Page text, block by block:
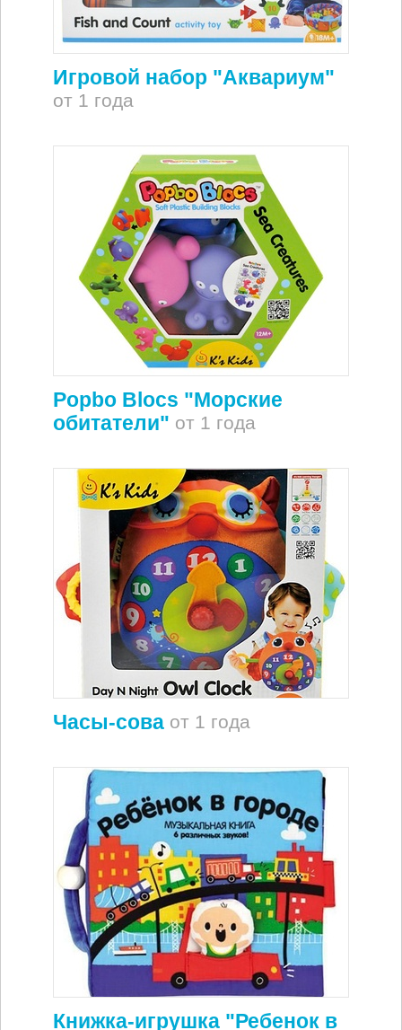
Игровой набор "Аквариум"
от 1 года
Popbo Blocs "Морские
обитатели" от 1 года
Часы-сова от 1 года
Книжка-игрушка "Ребенок в